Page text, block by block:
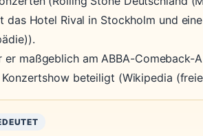
das Hotel Rival in Stockholm und
er maßgeblich am ABBA-Comeback-
beteiligt (Wikipedia